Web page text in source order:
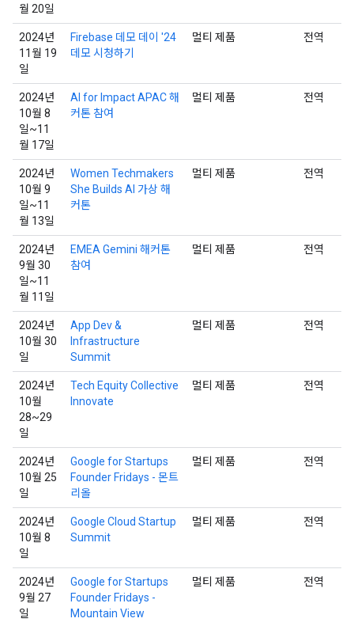
월 20일
2024년
11월 19
일
Firebase 데모 데이 '24
데모 시청하기
멀티 제품 전역
2024년
10월 8
일~11
월 17일
AI for Impact APAC 해
커톤 참여
멀티 제품 전역
2024년
10월 9
일~11
월 13일
Women Techmakers
She Builds AI 가상 해
커톤
멀티 제품 전역
2024년
9월 30
일~11
월 11일
EMEA Gemini 해커톤
참여
멀티 제품 전역
2024년
10월 30
일
App Dev &
Infrastructure
Summit
멀티 제품 전역
2024년
10월
28~29
일
Tech Equity Collective
Innovate
멀티 제품 전역
2024년
10월 25
일
Google for Startups
Founder Fridays - 몬트
리올
멀티 제품 전역
2024년
10월 8
일
Google Cloud Startup
Summit
멀티 제품 전역
2024년
9월 27
일
Google for Startups
Founder Fridays -
Mountain View
멀티 제품 전역